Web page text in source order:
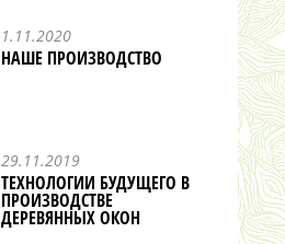
1.11.2020
НАШЕ ПРОИЗВОДСТВО
29.11.2019
ТЕХНОЛОГИИ БУДУЩЕГО В
ПРОИЗВОДСТВЕ
ДЕРЕВЯННЫХ ОКОН